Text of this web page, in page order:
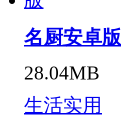
名厨安卓版
28.04MB
生活实用